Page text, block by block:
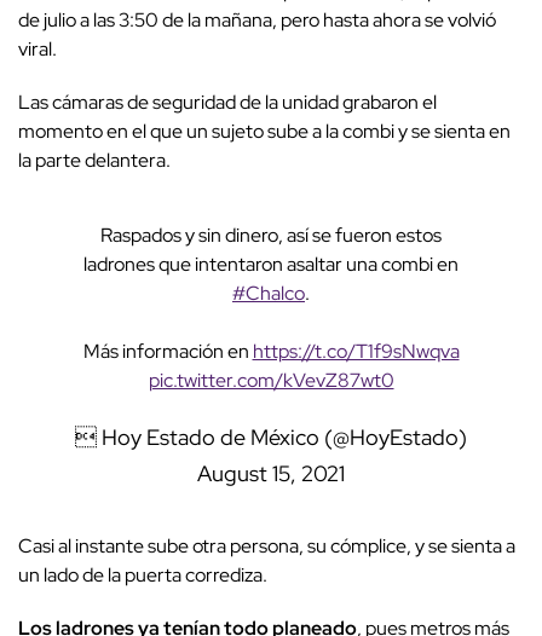
de julio a las 3:50 de la mañana, pero hasta ahora se volvió
viral.
Las cámaras de seguridad de la unidad grabaron el
momento en el que un sujeto sube a la combi y se sienta en
la parte delantera.
Raspados y sin dinero, así se fueron estos
ladrones que intentaron asaltar una combi en
#Chalco.
Más información en https://t.co/T1f9sNwqva
pic.twitter.com/kVevZ87wt0
 Hoy Estado de México (@HoyEstado)
August 15, 2021
Casi al instante sube otra persona, su cómplice, y se sienta a
un lado de la puerta corrediza.
Los ladrones ya tenían todo planeado, pues metros más